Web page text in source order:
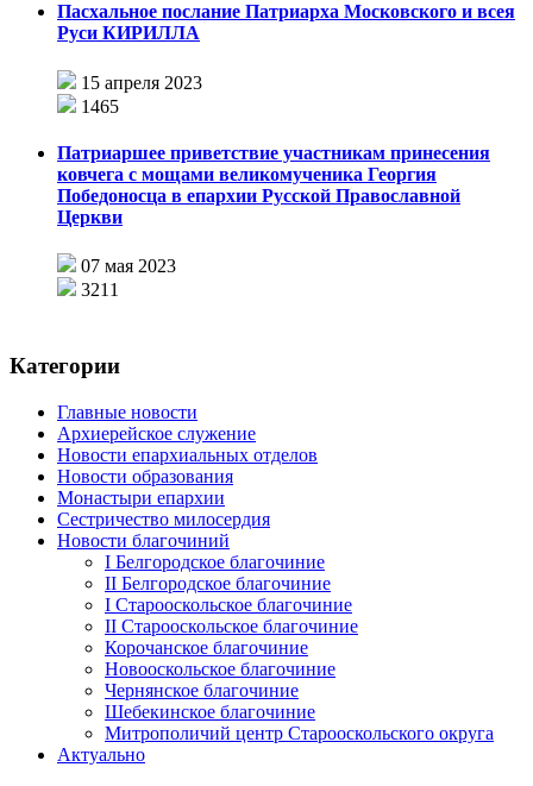
Пасхальное послание Патриарха Московского и всея
Руси КИРИЛЛА
15 апреля 2023
1465
Патриаршее приветствие участникам принесения
ковчега с мощами великомученика Георгия
Победоносца в епархии Русской Православной
Церкви
07 мая 2023
3211
Категории
Главные новости
Архиерейское служение
Новости епархиальных отделов
Новости образования
Монастыри епархии
Сестричество милосердия
Новости благочиний
I Белгородское благочиние
II Белгородское благочиние
I Старооскольское благочиние
II Старооскольское благочиние
Корочанское благочиние
Новооскольское благочиние
Чернянское благочиние
Шебекинское благочиние
Митрополичий центр Старооскольского округа
Актуально